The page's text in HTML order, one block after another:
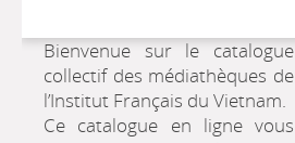
Bienvenue sur le catalogue
collectif des médiathèques de
l’Institut Français du Vietnam.
Ce catalogue en ligne vous